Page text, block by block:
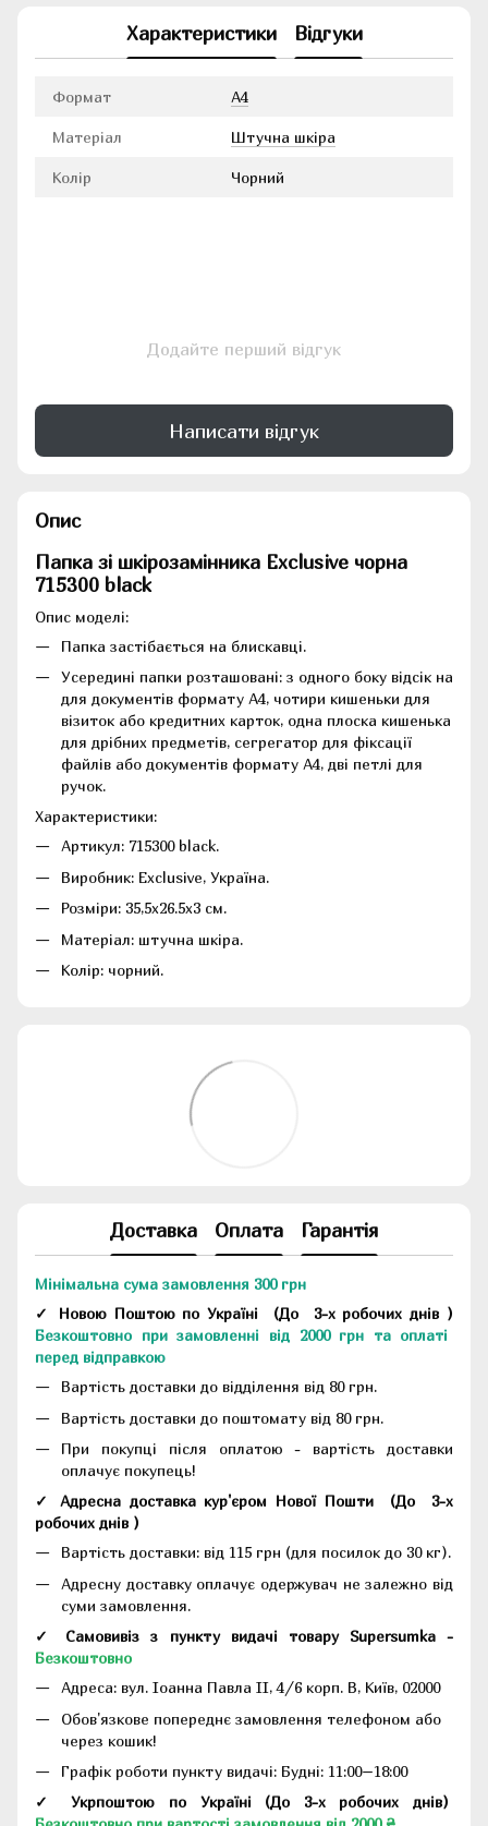
Характеристики Відгуки
Формат А4
Матеріал Штучна шкіра
Колір Чорний
Додайте перший відгук
Написати відгук
Опис
Папка зі шкірозамінника Exclusive чорна
715300 black
Опис моделі:
Папка застібається на блискавці.
Усередині папки розташовані: з одного боку відсік на
для документів формату А4, чотири кишеньки для
візиток або кредитних карток, одна плоска кишенька
для дрібних предметів, сегрегатор для фіксації
файлів або документів формату А4, дві петлі для
ручок.
Характеристики:
Артикул: 715300 black.
Виробник: Exclusive, Україна.
Розміри: 35,5х26.5х3 см.
Матеріал: штучна шкіра.
Колір: чорний.
Доставка Оплата Гарантія
Мінімальна сума замовлення 300 грн
✓ Новою Поштою по Україні (До 3-х робочих днів )
Безкоштовно при замовленні від 2000 грн та оплаті
перед відправкою
Вартість доставки до відділення від 80 грн.
Вартість доставки до поштомату від 80 грн.
При покупці після оплатою - вартість доставки
оплачує покупець!
✓ Адресна доставка кур'єром Нової Пошти (До 3-х
робочих днів )
Вартість доставки: від 115 грн (для посилок до 30 кг).
Адресну доставку оплачує одержувач не залежно від
суми замовлення.
✓ Самовивіз з пункту видачі товару Supersumka -
Безкоштовно
Адреса: вул. Іоанна Павла II, 4/6 корп. В, Київ, 02000
Обов'язкове попереднє замовлення телефоном або
через кошик!
Графік роботи пункту видачі: Будні: 11:00–18:00
✓ Укрпоштою по Україні (До 3-х робочих днів)